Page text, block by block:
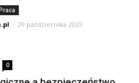
- 29 października 2025
0